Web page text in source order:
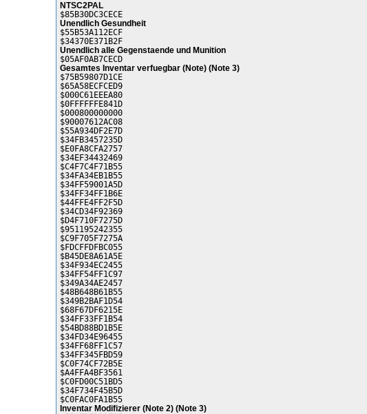
NTSC2PAL
$85B30DC3CECE
Unendlich Gesundheit
$55B53A112ECF
$34370E371B2F
Unendlich alle Gegenstaende und Munition
$05AF0AB7CECD
Gesamtes Inventar verfuegbar (Note) (Note 3)
$75B59807D1CE
$65A58ECFCED9
$000C61EEEA80
$0FFFFFFE841D
$000800000000
$90007612AC08
$55A934DF2E7D
$34FB3457235D
$E0FA8CFA2757
$34EF34432469
$C4F7C4F71B55
$34FA34EB1B55
$34FF59001A5D
$34FF34FF1B6E
$44FFE4FF2F5D
$34CD34F92369
$D4F710F7275D
$951195242355
$C9F705F7275A
$FDCFFDFBC055
$B45DE8A61A5E
$34F934EC2455
$34FF54FF1C97
$349A34AE2457
$48B648B61B55
$349B2BAF1D54
$68F67DF6215E
$34FF33FF1B54
$54BD88BD1B5E
$34FD34E96455
$34FF68FF1C57
$34FF345FBD59
$C0F74CF72B5E
$A4FFA4BF3561
$C0FD00C51BD5
$34F734F45B5D
$C0FAC0FA1B55
Inventar Modifizierer (Note 2) (Note 3)